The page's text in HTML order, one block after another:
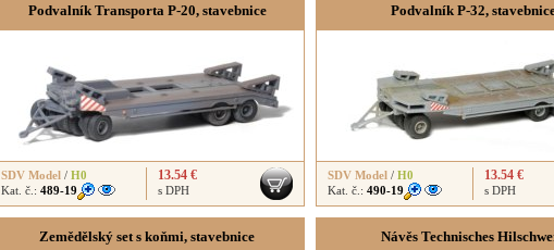
Podvalník Transporta P-20, stavebnice
SDV Model / H0
Kat. č.: 489-19
13.54 €
s DPH
Podvalník P-32,
SDV Model / H0
Kat. č.: 490-19
13.54 €
s DPH
Zemědělský set s koňmi, stavebnice Návěs Technisches